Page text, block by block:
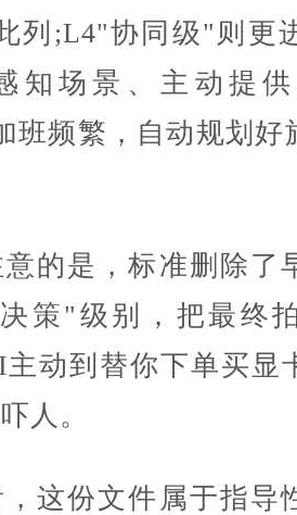
列;L4"协同级"则更
知场景、主动提
班频繁，自动规划好
是，标准删除了
策"级别，把最终
动到替你下单买显
人。
份文件属于指导